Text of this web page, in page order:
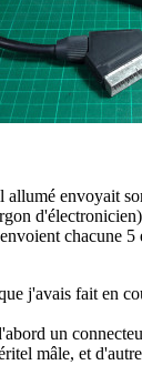
allumé envoyait
chacune 5
j'avais fait en
un
mâle, et